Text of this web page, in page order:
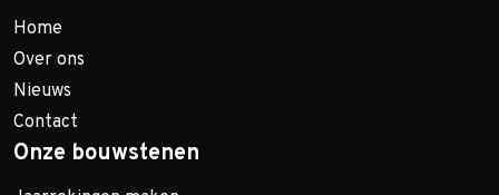
Home
Over ons
Nieuws
Contact
Onze bouwstenen